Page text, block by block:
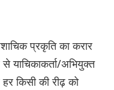
प्रकृति का करार
याचिकाकर्ता/अभियुक्त
किसी की रीढ़ को